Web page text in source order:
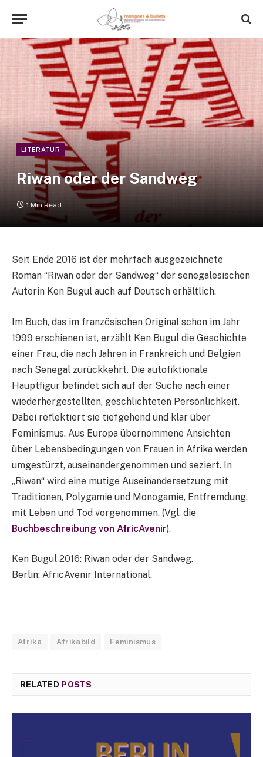
LITERATUR
Riwan oder der Sandweg
1 Min Read
Seit Ende 2016 ist der mehrfach ausgezeichnete
Roman “Riwan oder der Sandweg“ der senegalesischen
Autorin Ken Bugul auch auf Deutsch erhältlich.
Im Buch, das im französischen Original schon im Jahr
1999 erschienen ist, erzählt Ken Bugul die Geschichte
einer Frau, die nach Jahren in Frankreich und Belgien
nach Senegal zurückkehrt. Die autofiktionale
Hauptfigur befindet sich auf der Suche nach einer
wiederhergestellten, geschlichteten Persönlichkeit.
Dabei reflektiert sie tiefgehend und klar über
Feminismus. Aus Europa übernommene Ansichten
über Lebensbedingungen von Frauen in Afrika werden
umgestürzt, auseinandergenommen und seziert. In
„Riwan“ wird eine mutige Auseinandersetzung mit
Traditionen, Polygamie und Monogamie, Entfremdung,
mit Leben und Tod vorgenommen. (Vgl. die
Buchbeschreibung von AfricAvenir).
Ken Bugul 2016: Riwan oder der Sandweg.
Berlin: AfricAvenir International.
Afrika Afrikabild Feminismus
RELATED POSTS